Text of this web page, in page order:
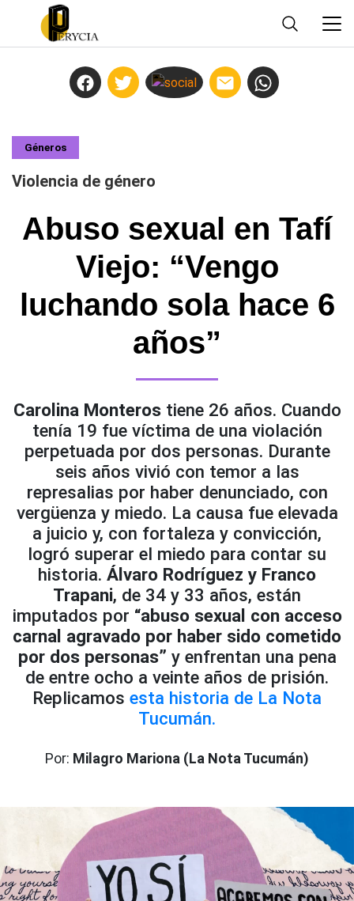
Géneros
Violencia de género
Abuso sexual en Tafí
Viejo: “Vengo
luchando sola hace 6
años”
Carolina Monterostiene 26 años. Cuando
tenía 19 fue víctima de una violación
perpetuada por dos personas. Durante
seis años vivió con temor a las
represalias por haber denunciado, con
vergüenza y miedo. La causa fue elevada
a juicio y, con fortaleza y convicción,
logró superar el miedo para contar su
historia. Álvaro Rodríguez y Franco
Trapani, de 34 y 33 años, están
imputados por “abuso sexual con acceso
carnal agravado por haber sido cometido
por dos personas” y enfrentan una pena
de entre ocho a veinte años de prisión.
Replicamos esta historia de La Nota
Tucumán.
Por: Milagro Mariona (La Nota Tucumán)